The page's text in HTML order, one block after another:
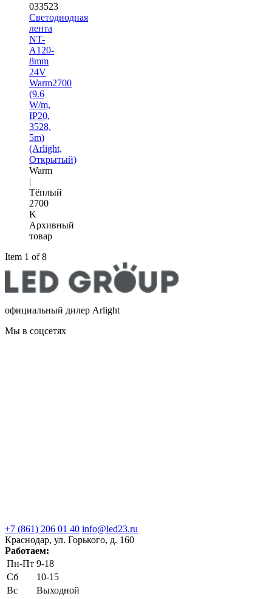
033523
Светодиодная
лента
NT-
A120-
8mm
24V
Warm2700
(9.6
W/m,
IP20,
3528,
5m)
(Arlight,
Открытый)
Warm
|
Тёплый
2700
K
Архивный
товар
Item 1 of 8
официальный дилер Arlight
Мы в соцсетях
+7 (861) 206 01 40 info@led23.ru
Краснодар, ул. Горького, д. 160
Работаем:
Пн-Пт 9-18
Сб
10-15
Вс
Выходной